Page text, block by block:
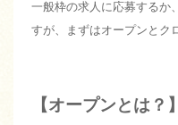
一般枠の求人に応募するか
すが、まずはオープンとク
【オープンとは？】